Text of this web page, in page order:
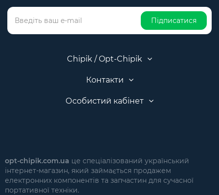
Підписатися
Chipik / Opt-Chipik
Контакти
Особистий кабінет
opt-chipik.com.ua це спеціалізований український
інтернет-магазин, який займається продажем
електронних компонентів та запчастин для сучасної
портативної техніки.